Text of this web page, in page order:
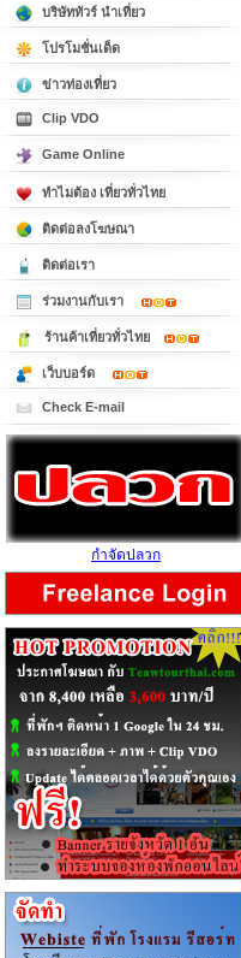
บริษัททัวร์ นำเที่ยว
โปรโมชั่นเด็ด
ข่าวท่องเที่ยว
Clip VDO
Game Online
ทำไมต้อง เที่ยวทั่วไทย
ติดต่อลงโฆษณา
ติดต่อเรา
ร่วมงานกับเรา
ร้านค้าเที่ยวทั่วไทย
เว็บบอร์ด
Check E-mail
กำจัดปลวก